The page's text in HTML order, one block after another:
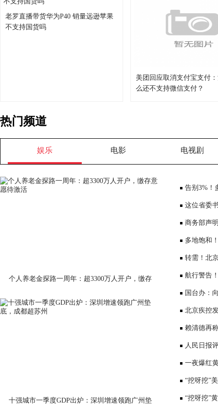
老罗直播带货华为P40 销量远逊苹果
不支持国货吗
美团回应取消支付宝支付
么还不支持微信支付？
热门频道
娱乐 电影 电视剧
个人养老金探路一周年：超3300万人开户，缴存
十强城市一季度GDP出炉：深圳增速领跑广州垫
告别3%！
将少3000元
这位省委
部、10位女
商务部声
大会”
多地饱和
序竞争仍是
转需！北
公布
航行警告
国台办：
表达深切哀
北京疾控
景要戴口罩
赖清德再
国台办回应
人民日报
一夜爆红
师：或涉嫌
“挖呀挖”
“挖呀挖”